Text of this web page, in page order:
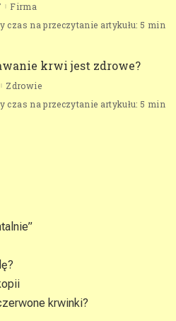
Firma
czas na przeczytanie artykułu: 5 min
krwi jest zdrowe?
Zdrowie
czas na przeczytanie artykułu: 5 min
krwinki?